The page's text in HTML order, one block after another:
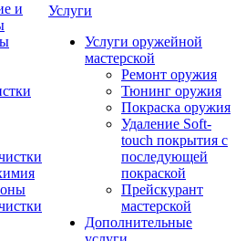
и
Услуги
Услуги оружейной
мастерской
Ремонт оружия
Тюнинг оружия
Покраска оружия
Удаление Soft-
touch покрытия с
последующей
покраской
Прейскурант
мастерской
Дополнительные